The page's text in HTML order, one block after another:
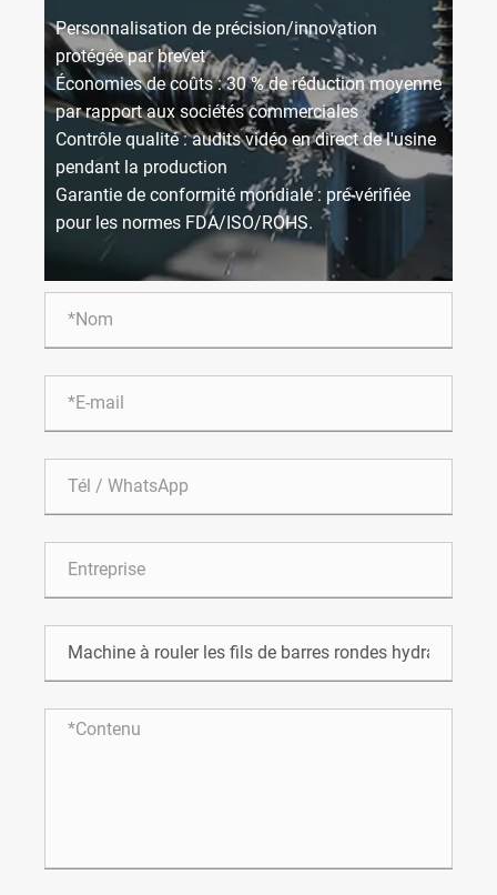
Personnalisation de précision/innovation
protégée par brevet
Économies de coûts : 30 % de réduction moyenne
par rapport aux sociétés commerciales
Contrôle qualité : audits vidéo en direct de l'usine
pendant la production
Garantie de conformité mondiale : pré-vérifiée
pour les normes FDA/ISO/ROHS.